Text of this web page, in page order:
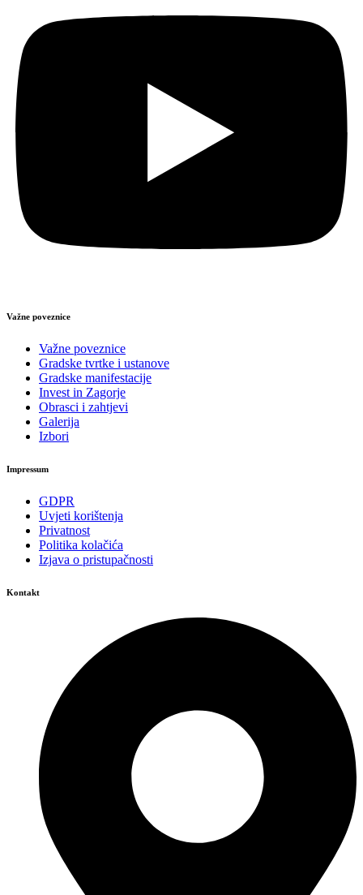
Važne poveznice
Važne poveznice
Gradske tvrtke i ustanove
Gradske manifestacije
Invest in Zagorje
Obrasci i zahtjevi
Galerija
Izbori
Impressum
GDPR
Uvjeti korištenja
Privatnost
Politika kolačića
Izjava o pristupačnosti
Kontakt